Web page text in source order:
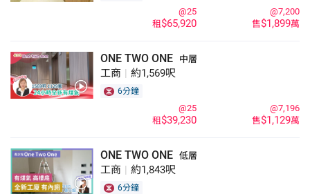
售$1,899萬
@7,200
租$65,920
@25
ONE TWO ONE 中層
工商 約1,569呎
6分鐘
售$1,129萬
@7,196
租$39,230
@25
ONE TWO ONE 低層
工商 約1,843呎
6分鐘